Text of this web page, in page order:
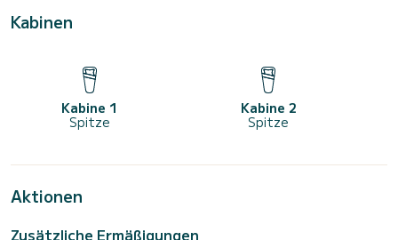
Kabinen
Kabine 1
Spitze
Kabine 2
Spitze
Aktionen
Zusätzliche Ermäßigungen